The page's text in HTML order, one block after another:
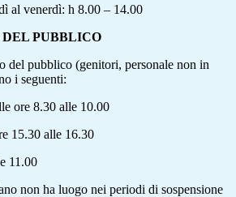
al venerdì: h 8.00 – 14.00
PUBBLICO
del pubblico (genitori, personale non in
i seguenti:
ore 8.30 alle 10.00
15.30 alle 16.30
11.00
non ha luogo nei periodi di sospensione